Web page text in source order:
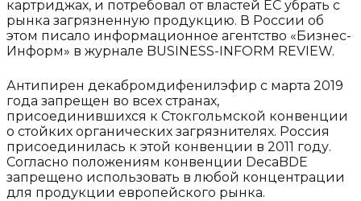
картриджах, и потребовал от властей ЕС убрать с
рынка загрязненную продукцию. В России об
этом писало информационное агентство «Бизнес-
Информ» в журнале BUSINESS-INFORM REVIEW.
Антипирен декабромдифенилэфир с марта 2019
года запрещен во всех странах,
присоединившихся к Стокгольмской конвенции
о стойких органических загрязнителях. Россия
присоединилась к этой конвенции в 2011 году.
Согласно положениям конвенции DecaBDE
запрещено использовать в любой концентрации
для продукции европейского рынка.